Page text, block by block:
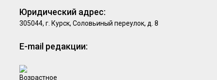
Юридический адрес:
305044, г. Курск, Соловьиный переулок, д. 8
E-mail редакции: